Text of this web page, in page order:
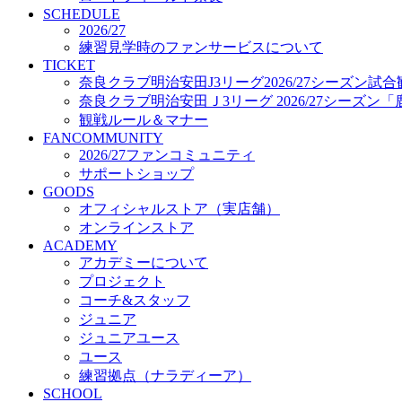
プロジェクト
コーチ&スタッフ
ジュニア
ジュニアユース
ユース
練習拠点（ナラディーア）
SCHOOL
CLUB
2026/27 パートナー企業
パートナー募集
クラブ理念
クラブ情報
サステナビリティ
Web制作支援
応援プロジェクト
SCHEDULE
2026/27
練習見学時のファンサービスについて
TICKET
奈良クラブ明治安田J3リーグ2026/27シーズン試合
奈良クラブ明治安田Ｊ3リーグ 2026/27シーズン「
観戦ルール＆マナー
FANCOMMUNITY
2026/27ファンコミュニティ
サポートショップ
GOODS
オフィシャルストア（実店舗）
オンラインストア
ACADEMY
アカデミーについて
プロジェクト
コーチ&スタッフ
ジュニア
ジュニアユース
ユース
練習拠点（ナラディーア）
SCHOOL